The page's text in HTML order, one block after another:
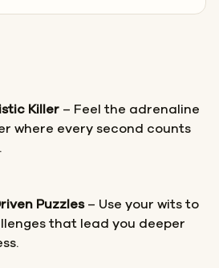
Killer – Feel the adrenaline
where every second counts
Puzzles– Use your wits to
that lead you deeper